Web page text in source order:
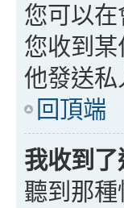
您可以
您收到
他發送私
回頂端
我收到
聽到那